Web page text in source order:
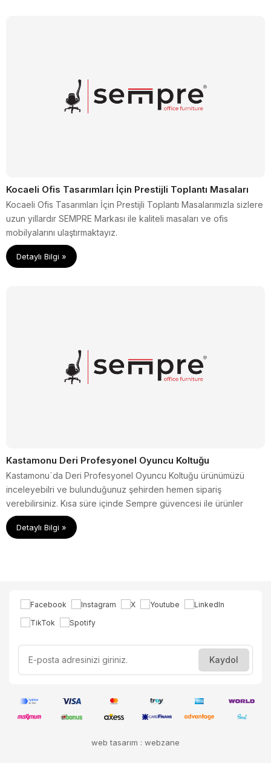
Kocaeli Ofis Tasarımları İçin Prestijli Toplantı Masaları
Kocaeli Ofis Tasarımları İçin Prestijli Toplantı Masalarımızla sizlere
uzun yıllardır SEMPRE Markası ile kaliteli masaları ve ofis
mobilyalarını ulaştırmaktayız.
Detaylı Bilgi »
Kastamonu Deri Profesyonel Oyuncu Koltuğu
Kastamonu´da Deri Profesyonel Oyuncu Koltuğu ürünümüzü
inceleyebilri ve bulunduğunuz şehirden hemen sipariş
verebilirsiniz. Kısa süre içinde Sempre güvencesi ile ürünler
adresinize teslim edilir.
Detaylı Bilgi »
web tasarım : webzane